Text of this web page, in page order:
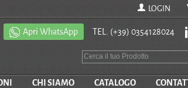
LOGIN
Apri WhatsApp TEL. (+39) 0354128024
CHI SIAMO CATALOGO